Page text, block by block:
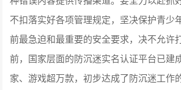
不扣落实好各项管理规定，坚决保护青少
前最急迫和最重要的安全要求，决不允许
前，国家层面的防沉迷实名认证平台已建
家、游戏超万款，初步达成了防沉迷工作